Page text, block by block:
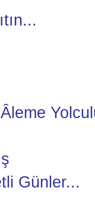
Günler...